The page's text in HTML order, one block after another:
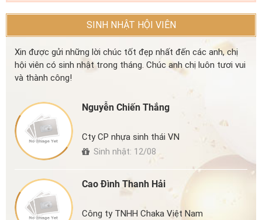
SINH NHẬT HỘI VIÊN
Xin được gửi những lời chúc tốt đẹp nhất đến các anh, chị
hội viên có sinh nhật trong tháng. Chúc anh chị luôn tươi vui
và thành công!
Nguyễn Chiến Thắng
Cty CP nhựa sinh thái VN
Sinh nhật: 12/08
Cao Đình Thanh Hải
Công ty TNHH Chaka Việt Nam